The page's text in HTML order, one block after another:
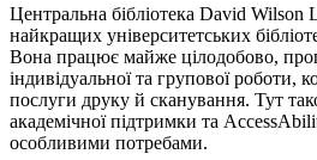
Центральна бібліотека David Wilson
найкращих університетських
Вона працює майже цілодобово,
індивідуальної та групової роботи,
послуги друку й сканування. Тут
академічної підтримки та
особливими потребами.